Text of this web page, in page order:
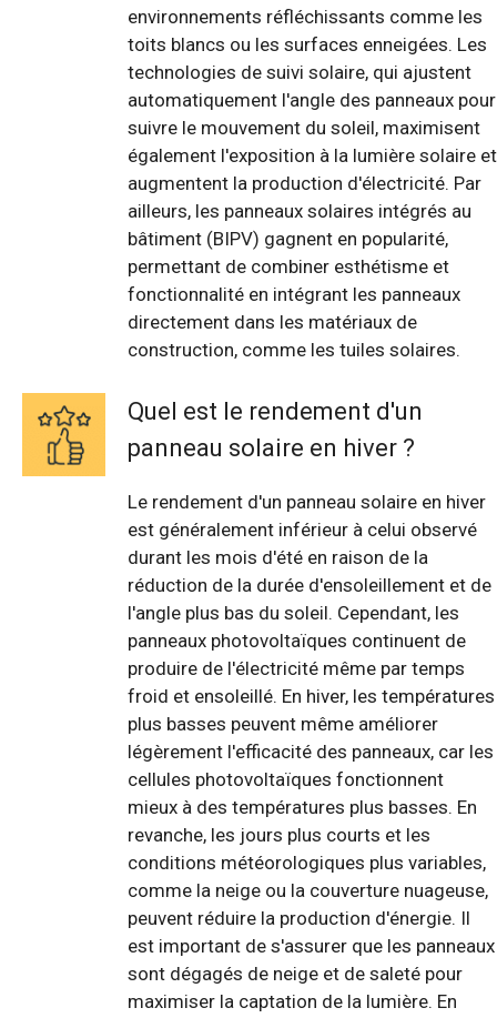
environnements réfléchissants comme les
toits blancs ou les surfaces enneigées. Les
technologies de suivi solaire, qui ajustent
automatiquement l'angle des panneaux pour
suivre le mouvement du soleil, maximisent
également l'exposition à la lumière solaire et
augmentent la production d'électricité. Par
ailleurs, les panneaux solaires intégrés au
bâtiment (BIPV) gagnent en popularité,
permettant de combiner esthétisme et
fonctionnalité en intégrant les panneaux
directement dans les matériaux de
construction, comme les tuiles solaires.
Quel est le rendement d'un
panneau solaire en hiver ?
Le rendement d'un panneau solaire en hiver
est généralement inférieur à celui observé
durant les mois d'été en raison de la
réduction de la durée d'ensoleillement et de
l'angle plus bas du soleil. Cependant, les
panneaux photovoltaïques continuent de
produire de l'électricité même par temps
froid et ensoleillé. En hiver, les températures
plus basses peuvent même améliorer
légèrement l'efficacité des panneaux, car les
cellules photovoltaïques fonctionnent
mieux à des températures plus basses. En
revanche, les jours plus courts et les
conditions météorologiques plus variables,
comme la neige ou la couverture nuageuse,
peuvent réduire la production d'énergie. Il
est important de s'assurer que les panneaux
sont dégagés de neige et de saleté pour
maximiser la captation de la lumière. En